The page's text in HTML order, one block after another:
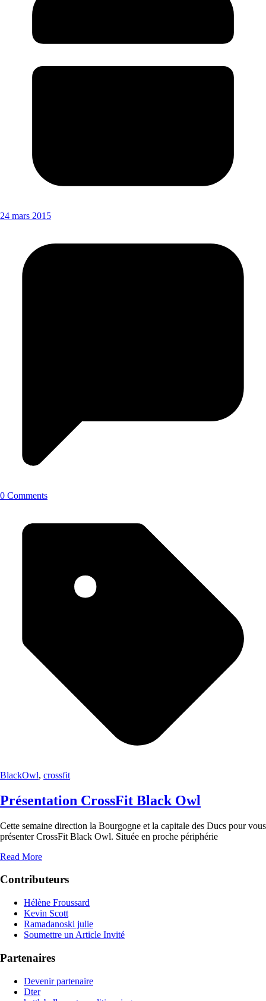
24 mars 2015
0 Comments
BlackOwl, crossfit
Présentation CrossFit Black Owl
Cette semaine direction la Bourgogne et la capitale des Ducs pour vous
présenter CrossFit Black Owl. Située en proche périphérie
Read More
Contributeurs
Hélène Froussard
Kevin Scott
Ramadanoski julie
Soumettre un Article Invité
Partenaires
Devenir partenaire
Dter